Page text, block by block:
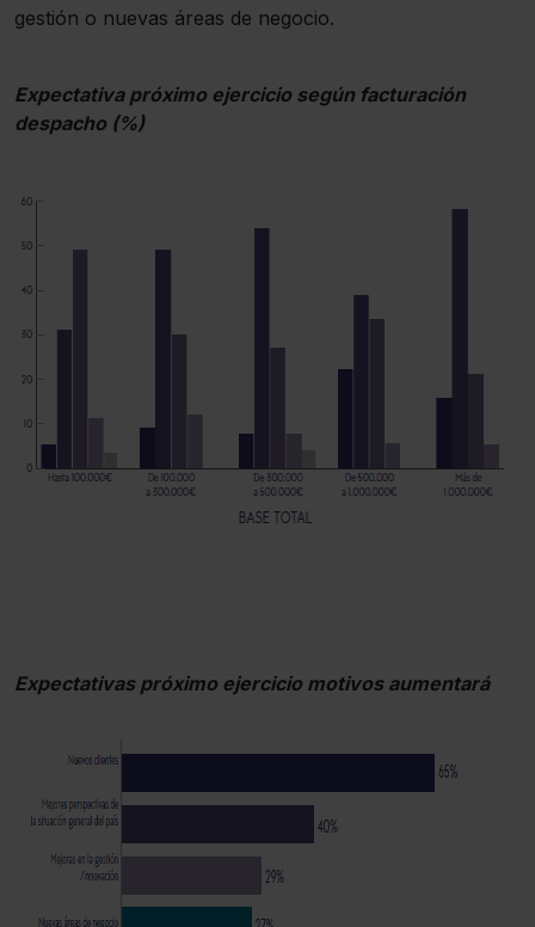
navegador. Si no seleccionas ninguna utilizaremos las
Saber más acerca de las cookies
gestión o nuevas áreas de negocio.
Expectativa próximo ejercicio según facturación
despacho (%)
Expectativas próximo ejercicio motivos aumentará